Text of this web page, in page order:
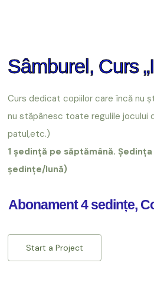
Sâmburel, Curs
Curs dedicat copiilor care încă nu
nu stăpânesc toate regulile jocului
patul,etc.)
1 ședință pe săptămână.
ședințe/lună)
Abonament 4 sedințe,
Start a Project